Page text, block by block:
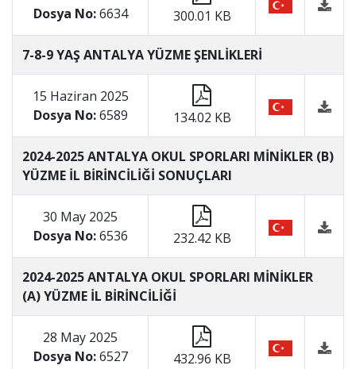
Dosya No:6634 300.01 KB
7-8-9 YAŞ ANTALYA YÜZME ŞENLİKLERİ
15 Haziran 2025
Dosya No:6589 134.02 KB
2024-2025 ANTALYA OKUL SPORLARI MİNİKLER (B)
YÜZME İL BİRİNCİLİĞİ SONUÇLARI
30 May 2025
Dosya No:6536 232.42 KB
2024-2025 ANTALYA OKUL SPORLARI MİNİKLER
(A) YÜZME İL BİRİNCİLİĞİ
28 May 2025
Dosya No:6527 432.96 KB